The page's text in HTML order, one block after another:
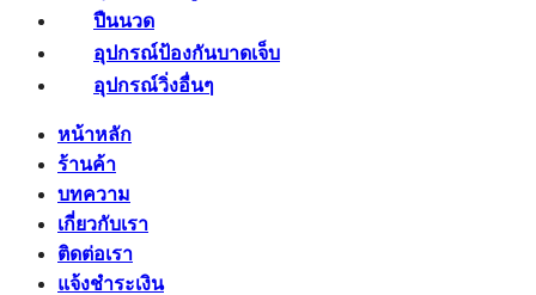
ปืนนวด
อุปกรณ์ป้องกันบาดเจ็บ
อุปกรณ์วิ่งอื่นๆ
หน้าหลัก
ร้านค้า
บทความ
เกี่ยวกับเรา
ติดต่อเรา
แจ้งชำระเงิน